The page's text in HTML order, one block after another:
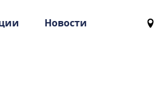
Новости